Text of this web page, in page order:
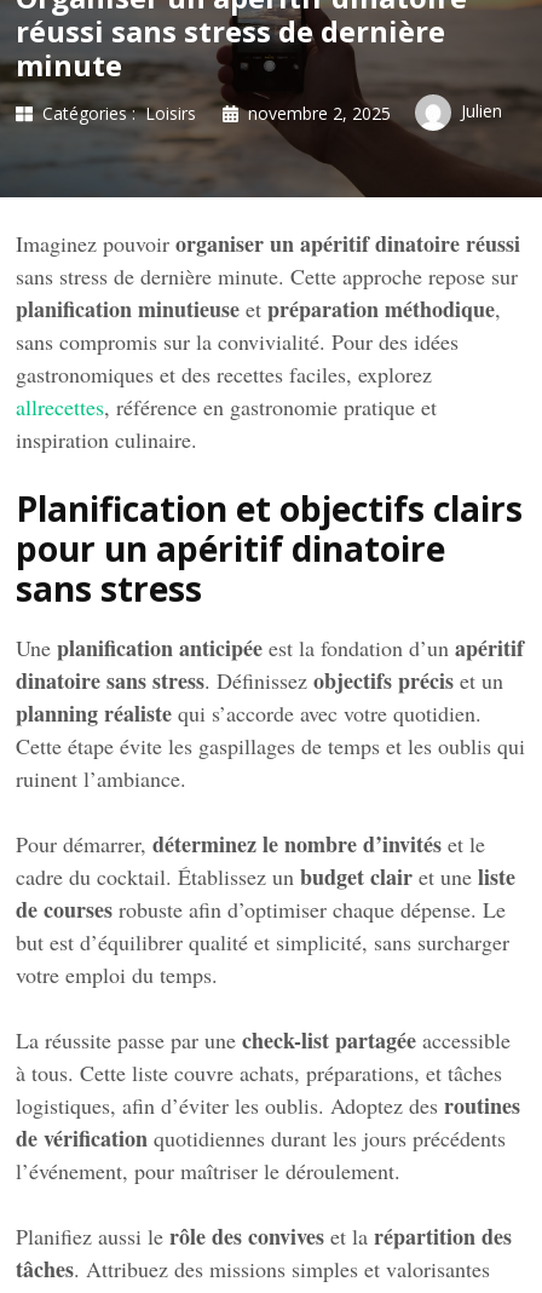
réussi sans stress de dernière
minute
Catégories : Loisirs novembre 2, 2025 Julien
Imaginez pouvoirorganiser un apéritif dinatoire réussi
sans stress de dernière minute. Cette approche repose sur
planification minutieuse etpréparation méthodique,
sans compromis sur la convivialité. Pour des idées
gastronomiques et des recettes faciles, explorez
allrecettes, référence en gastronomie pratique et
inspiration culinaire.
Planification et objectifs clairs
pour un apéritif dinatoire
sans stress
Uneplanification anticipée est la fondation d’unapéritif
dinatoire sans stress. Définissezobjectifs précis et un
planning réaliste qui s’accorde avec votre quotidien.
Cette étape évite les gaspillages de temps et les oublis qui
ruinent l’ambiance.
Pour démarrer,déterminez le nombre d’invités et le
cadre du cocktail. Établissez unbudget clair et uneliste
de courses robuste afin d’optimiser chaque dépense. Le
but est d’équilibrer qualité et simplicité, sans surcharger
votre emploi du temps.
La réussite passe par unecheck-list partagée accessible
à tous. Cette liste couvre achats, préparations, et tâches
logistiques, afin d’éviter les oublis. Adoptez desroutines
de vérification quotidiennes durant les jours précédents
l’événement, pour maîtriser le déroulement.
Planifiez aussi lerôle des convives et larépartition des
tâches. Attribuez des missions simples et valorisantes